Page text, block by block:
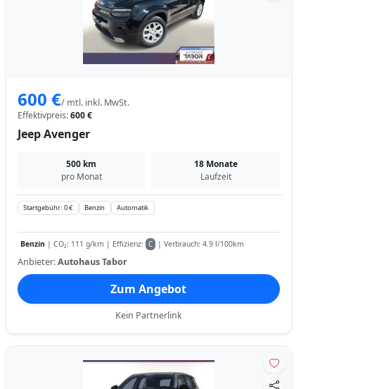
600 €/ mtl. inkl. MwSt.
Effektivpreis:600 €
Jeep Avenger
500 km
pro Monat
18 Monate
Laufzeit
Startgebühr: 0 € Benzin Automatik
Benzin | CO₂: 111 g/km | Effizienz: C | Verbrauch: 4.9 l/100km
Anbieter:Autohaus Tabor
Zum Angebot
Kein Partnerlink